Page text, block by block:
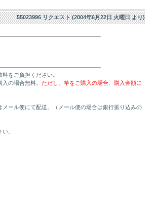
55023996 リクエスト (2004年6月22日 火曜日 より)
をご負担ください。
の場合無料。 ただし、竿をご購入の場合、購入金額に
ール便にて配送。（メール便の場合は銀行振り込みの
。